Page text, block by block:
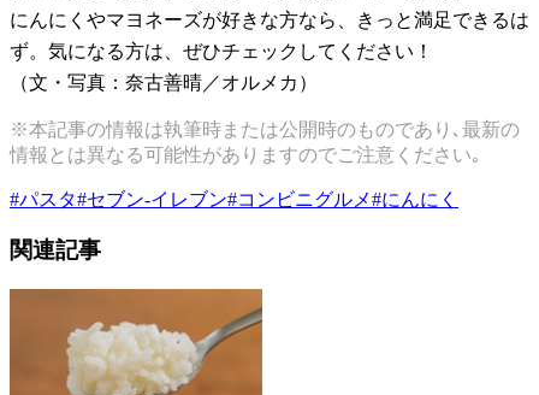
にんにくやマヨネーズが好きな方なら、きっと満足できるは
ず。気になる方は、ぜひチェックしてください！
（文・写真：奈古善晴／オルメカ）
※本記事の情報は執筆時または公開時のものであり､最新の
情報とは異なる可能性がありますのでご注意ください｡
#パスタ#セブン-イレブン#コンビニグルメ#にんにく
関連記事